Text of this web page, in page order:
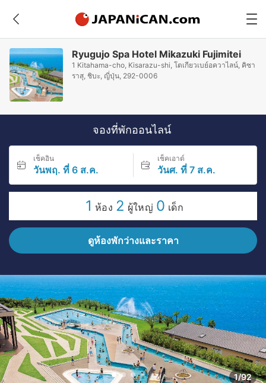
Ryugujo Spa Hotel Mikazuki Fujimitei
1 Kitahama-cho, Kisarazu-shi, โตเกียวเบย์อควาไลน์, คิซา
ราสุ, ชิบะ, ญี่ปุ่น, 292-0006
จองที่พักออนไลน์
เช็คอิน
วันพฤ. ที่ 6 ส.ค.
เช็คเอาต์
วันศ. ที่ 7 ส.ค.
1 ห้อง 2 ผู้ใหญ่ 0 เด็ก
ดูห้องพักว่างและราคา
1/92